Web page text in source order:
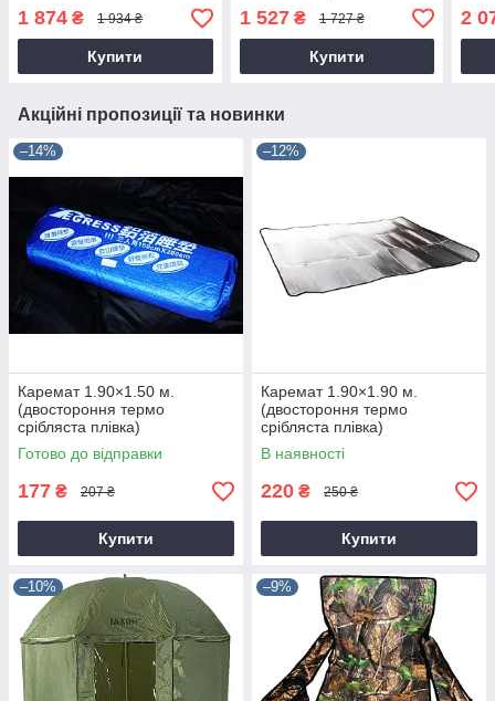
1 874 ₴ 1 934 ₴
Купити
1 527₴ 1 727 ₴
Купити
2
Акційні пропозиції та новинки
–14%
Каремат 1.90×1.50 м.
(двостороння термо
срібляста плівка)
Готово до відправки
177 ₴ 207 ₴
Купити
–12%
Каремат 1.90×1.90 м.
(двостороння термо
срібляста плівка)
В наявності
220 ₴ 250 ₴
Купити
–10% –9%